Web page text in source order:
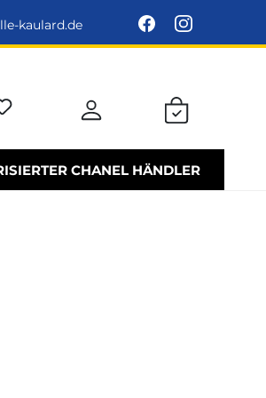
kaulard.de
CHANEL HÄNDLER